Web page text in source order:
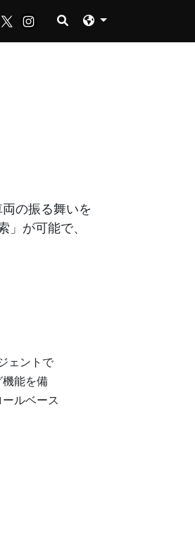
の振る舞いを
が可能で、
ェントで
機能を備
ルベース